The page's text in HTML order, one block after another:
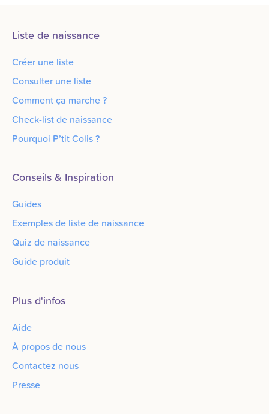
Liste de naissance
Créer une liste
Consulter une liste
Comment ça marche ?
Check-list de naissance
Pourquoi P’tit Colis ?
Conseils & Inspiration
Guides
Exemples de liste de naissance
Quiz de naissance
Guide produit
Plus d'infos
Aide
À propos de nous
Contactez nous
Presse